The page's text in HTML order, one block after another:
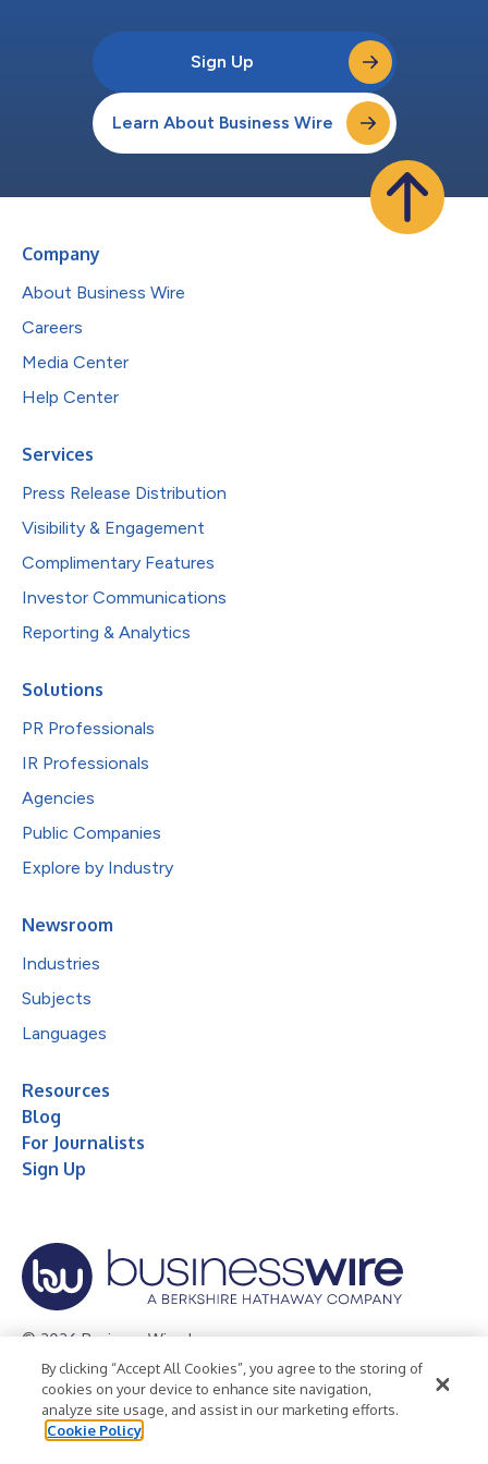
Sign Up
Learn About Business Wire
Company
About Business Wire
Careers
Media Center
Help Center
Services
Press Release Distribution
Visibility & Engagement
Complimentary Features
Investor Communications
Reporting & Analytics
Solutions
PR Professionals
IR Professionals
Agencies
Public Companies
Explore by Industry
Newsroom
Industries
Subjects
Languages
Resources
Blog
For Journalists
Sign Up
© 2026 Business Wire, Inc.
Privacy Policy Cookie Policy
Accessibility Statement
Terms of Use
Legal
By clicking “Accept All Cookies”, you agree to the storing of
cookies on your device to enhance site navigation,
analyze site usage, and assist in our marketing efforts.
Cookie Policy